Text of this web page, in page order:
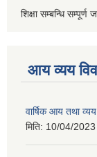
शिक्षा सम्बन्धि सम्पूर्ण
आय व्यय
वार्षिक आय तथा
मिति: 10/04/